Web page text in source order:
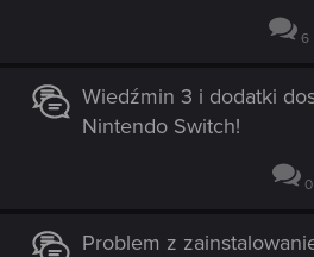
6
Wiedźmin 3 i dodatki
Nintendo Switch!
0
Problem z